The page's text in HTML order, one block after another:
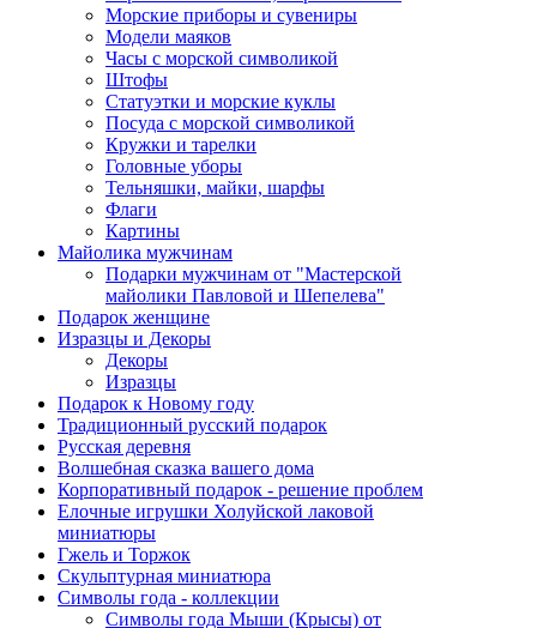
Морские приборы и сувениры
Модели маяков
Часы с морской символикой
Штофы
Статуэтки и морские куклы
Посуда с морской символикой
Кружки и тарелки
Головные уборы
Тельняшки, майки, шарфы
Флаги
Картины
Майолика мужчинам
Подарки мужчинам от "Мастерской
майолики Павловой и Шепелева"
Подарок женщине
Изразцы и Декоры
Декоры
Изразцы
Подарок к Новому году
Традиционный русский подарок
Русская деревня
Волшебная сказка вашего дома
Корпоративный подарок - решение проблем
Елочные игрушки Холуйской лаковой
миниатюры
Гжель и Торжок
Скульптурная миниатюра
Символы года - коллекции
Символы года Мыши (Крысы) от